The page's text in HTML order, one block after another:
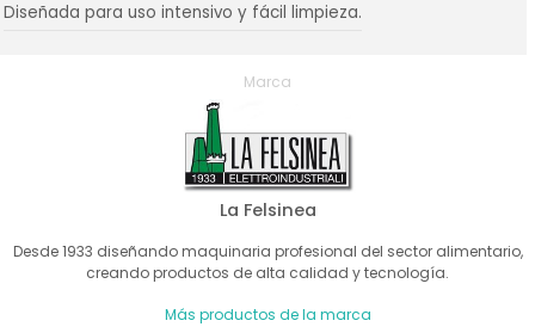
Diseñada para uso intensivo y fácil limpieza.
Marca
La Felsinea
Desde 1933 diseñando maquinaria profesional del sector alimentario,
creando productos de alta calidad y tecnología.
Más productos de la marca